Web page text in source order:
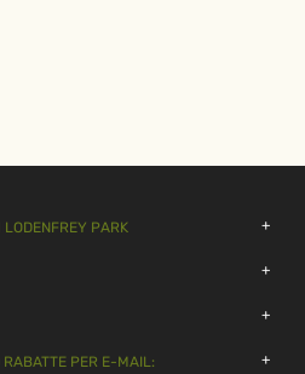
PARK
RABATTE PER E-MAIL: